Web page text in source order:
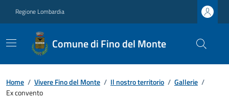
Regione Lombardia
Comune di Fino del Monte
Home / Vivere Fino del Monte / Il nostro territorio / Gallerie /
Ex convento